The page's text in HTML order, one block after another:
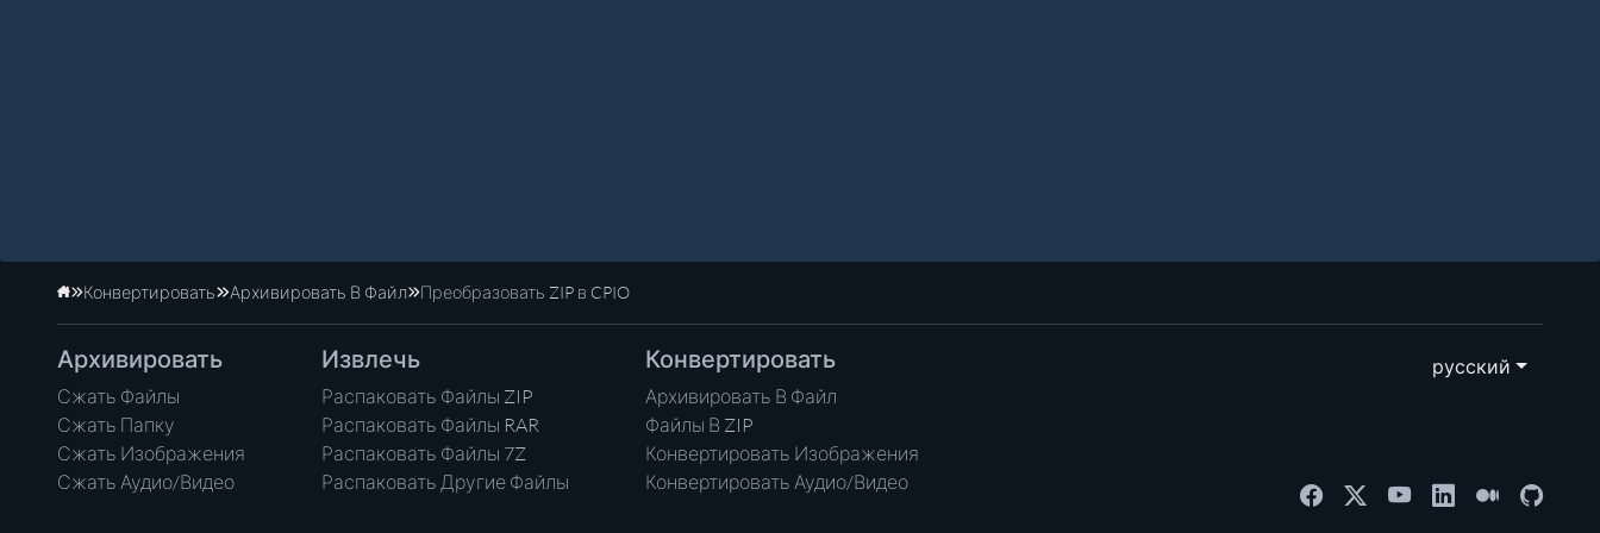
Главная
Конвертировать Архивировать В Файл Преобразовать ZIP в CPIO
Архивировать
Сжать Файлы
Сжать Папку
Сжать Изображения
Сжать Аудио/Видео
Извлечь
Распаковать Файлы ZIP
Распаковать Файлы RAR
Распаковать Файлы 7Z
Распаковать Другие Файлы
Конвертировать
Архивировать В Файл
Файлы В ZIP
Конвертировать Изображения
Конвертировать Аудио/Видео
русский